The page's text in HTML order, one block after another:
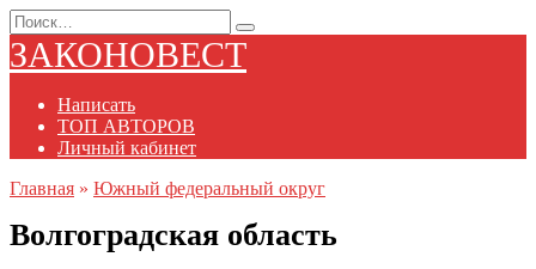
Перейти
к
содержанию
Search
for:
ЗАКОНОВЕСТ
Написать
ТОП АВТОРОВ
Личный кабинет
Главная » Южный федеральный округ
Волгоградская область